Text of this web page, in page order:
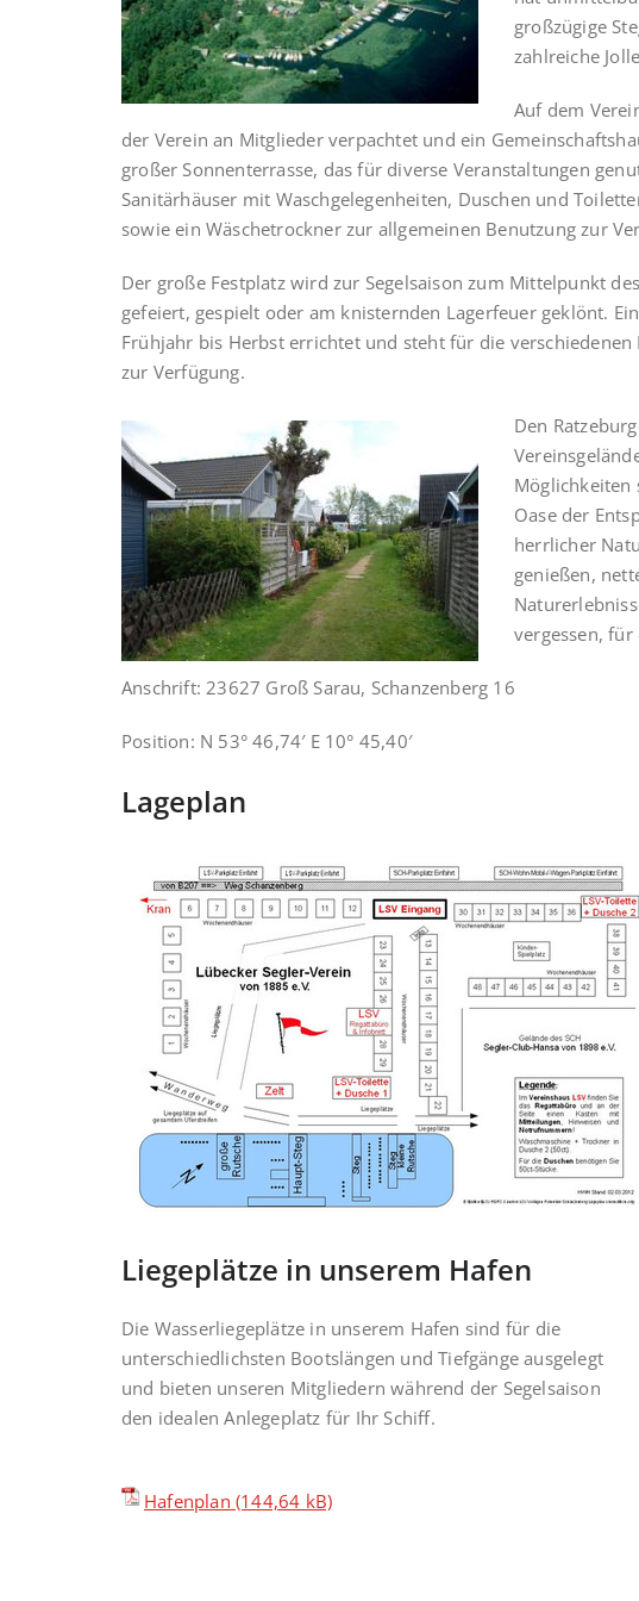
großzügige
zahlreiche
Auf dem
der Verein an Mitglieder verpachtet und ein
großer Sonnenterrasse, das für diverse Veranstaltungen
Sanitärhäuser mit Waschgelegenheiten, Duschen und
sowie ein Wäschetrockner zur allgemeinen Benutzung zur
Der große Festplatz wird zur Segelsaison zum Mittelpunkt
gefeiert, gespielt oder am knisternden Lagerfeuer geklönt.
Frühjahr bis Herbst errichtet und steht für die verschiedenen
zur Verfügung.
Den
Möglichkeiten
Oase der
herrlicher
genießen,
vergessen, für
Anschrift: 23627 Groß Sarau, Schanzenberg 16
Position: N 53° 46,74′ E 10° 45,40′
Lageplan
Liegeplätze in unserem Hafen
Die Wasserliegeplätze in unserem Hafen sind für die
unterschiedlichsten Bootslängen und Tiefgänge ausgelegt
und bieten unseren Mitgliedern während der Segelsaison
den idealen Anlegeplatz für Ihr Schiff.
Hafenplan